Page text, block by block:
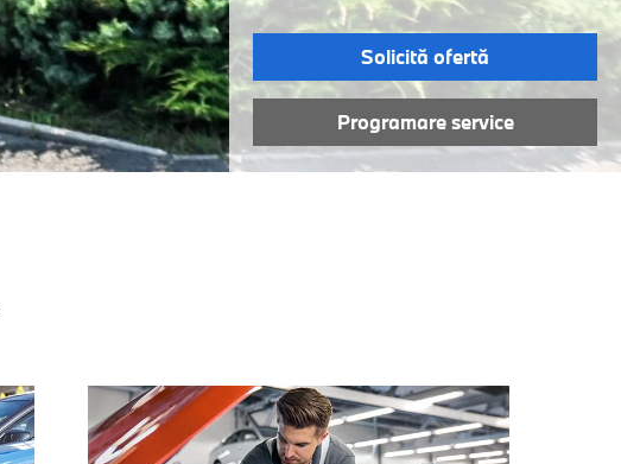
Solicită ofertă
Programare service